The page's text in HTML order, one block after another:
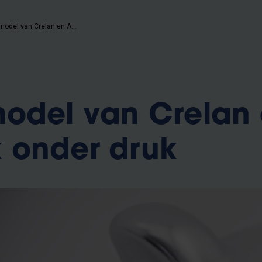
van Crelan
onder druk